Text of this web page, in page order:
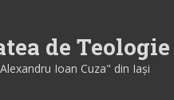
de
Ioan Cuza" din Iaşi